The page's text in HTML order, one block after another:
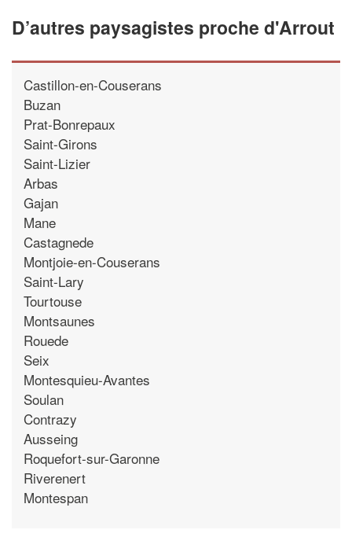
D’autres paysagistes proche d'Arrout
Castillon-en-Couserans
Buzan
Prat-Bonrepaux
Saint-Girons
Saint-Lizier
Arbas
Gajan
Mane
Castagnede
Montjoie-en-Couserans
Saint-Lary
Tourtouse
Montsaunes
Rouede
Seix
Montesquieu-Avantes
Soulan
Contrazy
Ausseing
Roquefort-sur-Garonne
Riverenert
Montespan